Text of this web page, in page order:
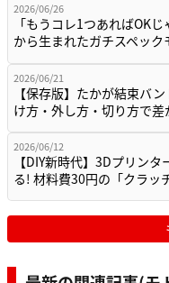
2026/06/26
「もうコレ1つあればOK
から生まれたガチスペッ
2026/06/21
【保存版】たかが結束バ
け方・外し方・切り方で
2026/06/12
【DIY新時代】3Dプリン
る! 材料費30円の「クラッ